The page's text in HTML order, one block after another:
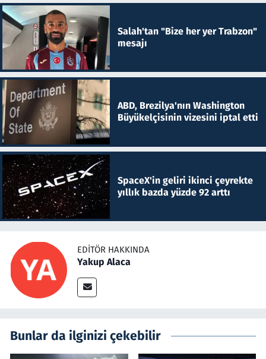
Salah'tan "Bize her yer Trabzon"
mesajı
ABD, Brezilya'nın Washington
Büyükelçisinin vizesini iptal etti
SpaceX'in geliri ikinci çeyrekte
yıllık bazda yüzde 92 arttı
EDITÖR HAKKINDA
Yakup Alaca
Bunlar da ilginizi çekebilir